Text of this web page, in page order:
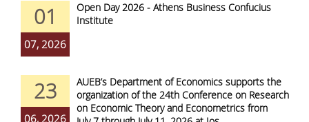
01
07, 2026
Open Day 2026 - Athens Business Confucius
Institute
23
06, 2026
AUEB’s Department of Economics supports the
organization of the 24th Conference on Research
on Economic Theory and Econometrics from